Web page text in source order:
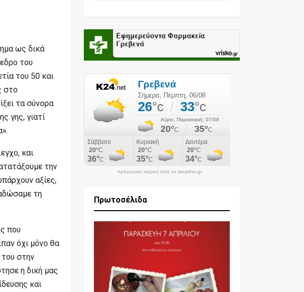
ως δικά
του
του 50 και
στο
τα σύνορα
γης, γιατί
και
την
αξίες,
τη
που
όχι μόνο θα
στην
η δική μας
και
πρόγνωση καιρού από το weather.gr
Πρωτοσέλιδα